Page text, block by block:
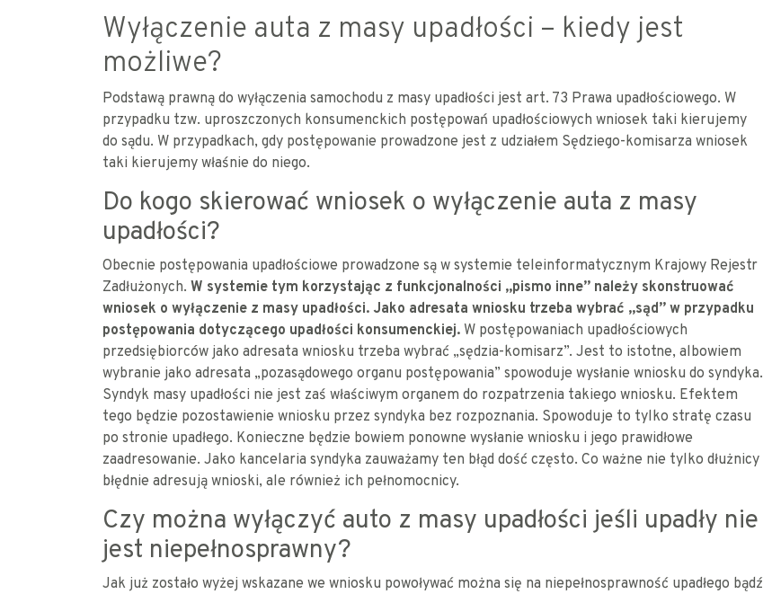
Wyłączenie auta z masy upadłości – kiedy jest
możliwe?
Podstawą prawną do wyłączenia samochodu z masy upadłości jest art. 73 Prawa upadłościowego. W
przypadku tzw. uproszczonych konsumenckich postępowań upadłościowych wniosek taki kierujemy
do sądu. W przypadkach, gdy postępowanie prowadzone jest z udziałem Sędziego-komisarza wniosek
taki kierujemy właśnie do niego.
Do kogo skierować wniosek o wyłączenie auta z masy
upadłości?
Obecnie postępowania upadłościowe prowadzone są w systemie teleinformatycznym Krajowy Rejestr
Zadłużonych. W systemie tym korzystając z funkcjonalności „pismo inne” należy skonstruować
wniosek o wyłączenie z masy upadłości. Jako adresata wniosku trzeba wybrać „sąd” w przypadku
postępowania dotyczącego upadłości konsumenckiej. W postępowaniach upadłościowych
przedsiębiorców jako adresata wniosku trzeba wybrać „sędzia-komisarz”. Jest to istotne, albowiem
wybranie jako adresata „pozasądowego organu postępowania” spowoduje wysłanie wniosku do syndyka.
Syndyk masy upadłości nie jest zaś właściwym organem do rozpatrzenia takiego wniosku. Efektem
tego będzie pozostawienie wniosku przez syndyka bez rozpoznania. Spowoduje to tylko stratę czasu
po stronie upadłego. Konieczne będzie bowiem ponowne wysłanie wniosku i jego prawidłowe
zaadresowanie. Jako kancelaria syndyka zauważamy ten błąd dość często. Co ważne nie tylko dłużnicy
błędnie adresują wnioski, ale również ich pełnomocnicy.
Czy można wyłączyć auto z masy upadłości jeśli upadły nie
jest niepełnosprawny?
Jak już zostało wyżej wskazane we wniosku powoływać można się na niepełnosprawność upadłego bądź